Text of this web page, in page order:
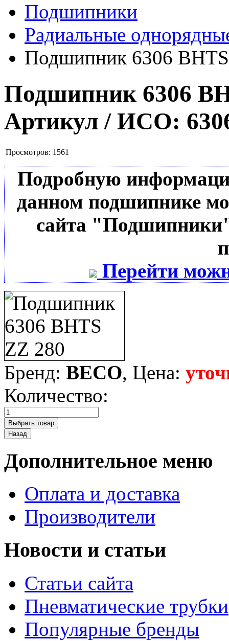
Подшипники
Радиальные
Подшипник 6306
Подшипник 6306
Артикул / ИСО:
Просмотров: 1561
Подробную
данном подшипнике
сайта
Перейти
Бренд: BECO, Цена:
Количество:
Дополнительное меню
Оплата и доставка
Производители
Новости и статьи
Статьи сайта
Пневматические трубки
Популярные бренды